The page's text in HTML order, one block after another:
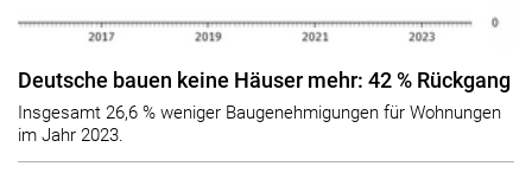
Deutsche bauen keine Häuser mehr: 42 % Rückgang
Insgesamt 26,6 % weniger Baugenehmigungen für Wohnungen
im Jahr 2023.